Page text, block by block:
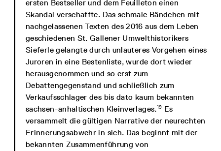
ersten Bestseller und dem Feuilleton einen
Skandal verschaffte. Das schmale Bändchen mit
nachgelassenen Texten des 2016 aus dem Leben
geschiedenen St. Gallener Umwelthistorikers
Sieferle gelangte durch unlauteres Vorgehen eines
Juroren in eine Bestenliste, wurde dort wieder
herausgenommen und so erst zum
Debattengegenstand und schließlich zum
Verkaufsschlager des bis dato kaum bekannten
sachsen-anhaltischen Kleinverlages.19 Es
versammelt die gültigen Narrative der neurechten
Erinnerungsabwehr in sich. Das beginnt mit der
bekannten Zusammenführung von